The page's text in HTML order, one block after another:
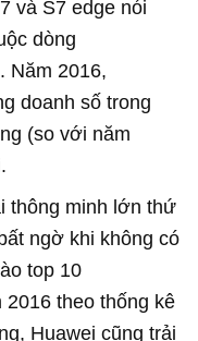
và S7 edge nói
dòng
Năm 2016,
doanh số trong
(so với năm
thông minh lớn thứ
ngờ khi không có
top 10
2016 theo thống kê
Huawei cũng trải